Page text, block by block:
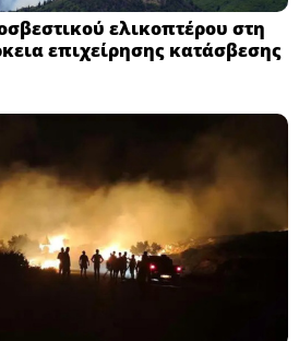
ελικοπτέρου στη
επιχείρησης κατάσβεσης